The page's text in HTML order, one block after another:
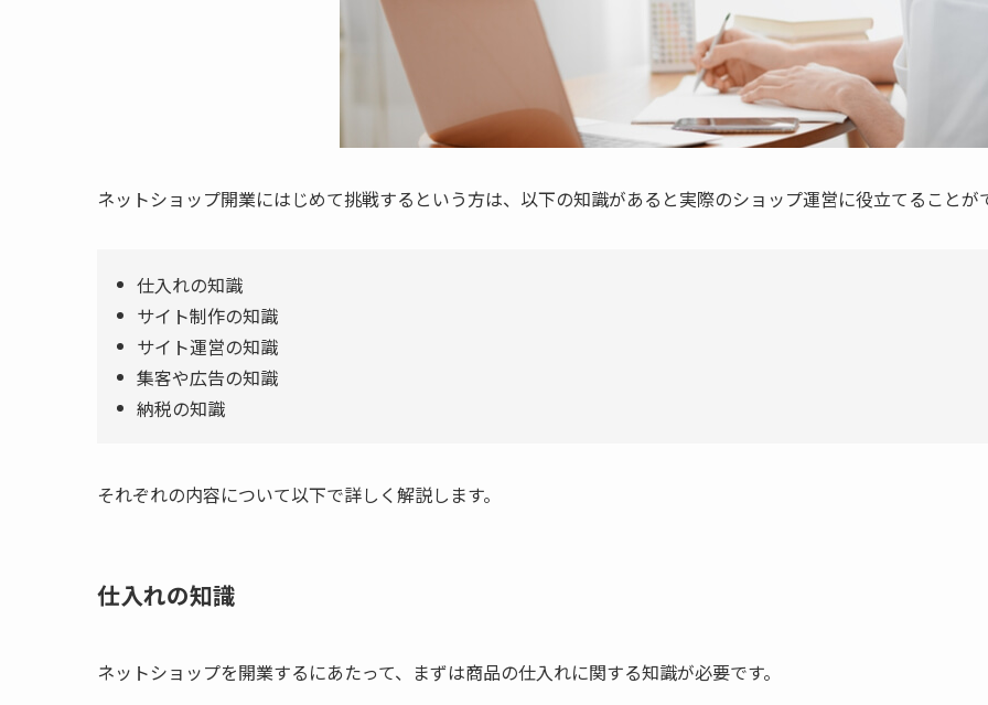
ネットショップ開業にはじめて挑戦するという方は、以下の知識があると実際のショップ運営に役立てることが
仕入れの知識
サイト制作の知識
サイト運営の知識
集客や広告の知識
納税の知識
それぞれの内容について以下で詳しく解説します。
仕入れの知識
ネットショップを開業するにあたって、まずは商品の仕入れに関する知識が必要です。